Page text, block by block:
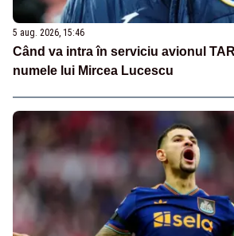
5 aug. 2026, 15:46
Când va intra în serviciu avionul
numele lui Mircea Lucescu